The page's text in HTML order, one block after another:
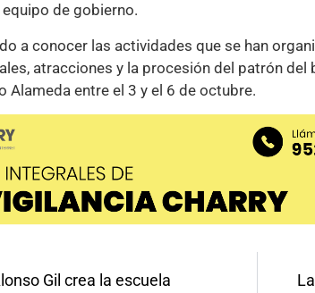
de gobierno.
a conocer las actividades que se han
atracciones y la procesión del patrón del
Alameda entre el 3 y el 6 de octubre.
Gil crea la escuela